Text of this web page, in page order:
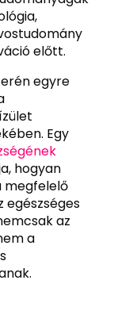
előtt.
egyre
Egy
hogyan
megfelelő
egészséges
az
a